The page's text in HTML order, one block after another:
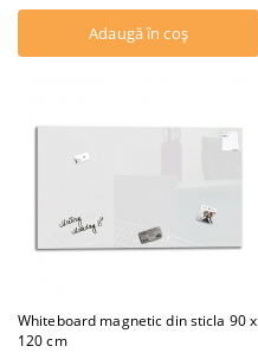
Whiteboard magnetic din sticla 90 x
120 cm